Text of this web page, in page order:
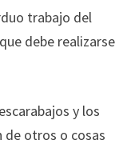
trabajo del
debe realizarse
y los
de otros o cosas